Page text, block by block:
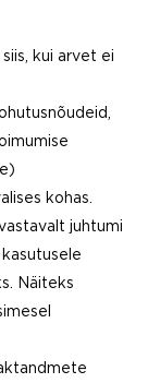
kui arvet ei
kohas.
juhtumi
Näiteks